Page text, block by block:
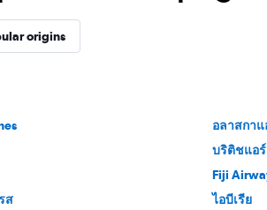
origins
อลาสกา
บริติชแอร์
Fiji
ส
ไอบีเรีย